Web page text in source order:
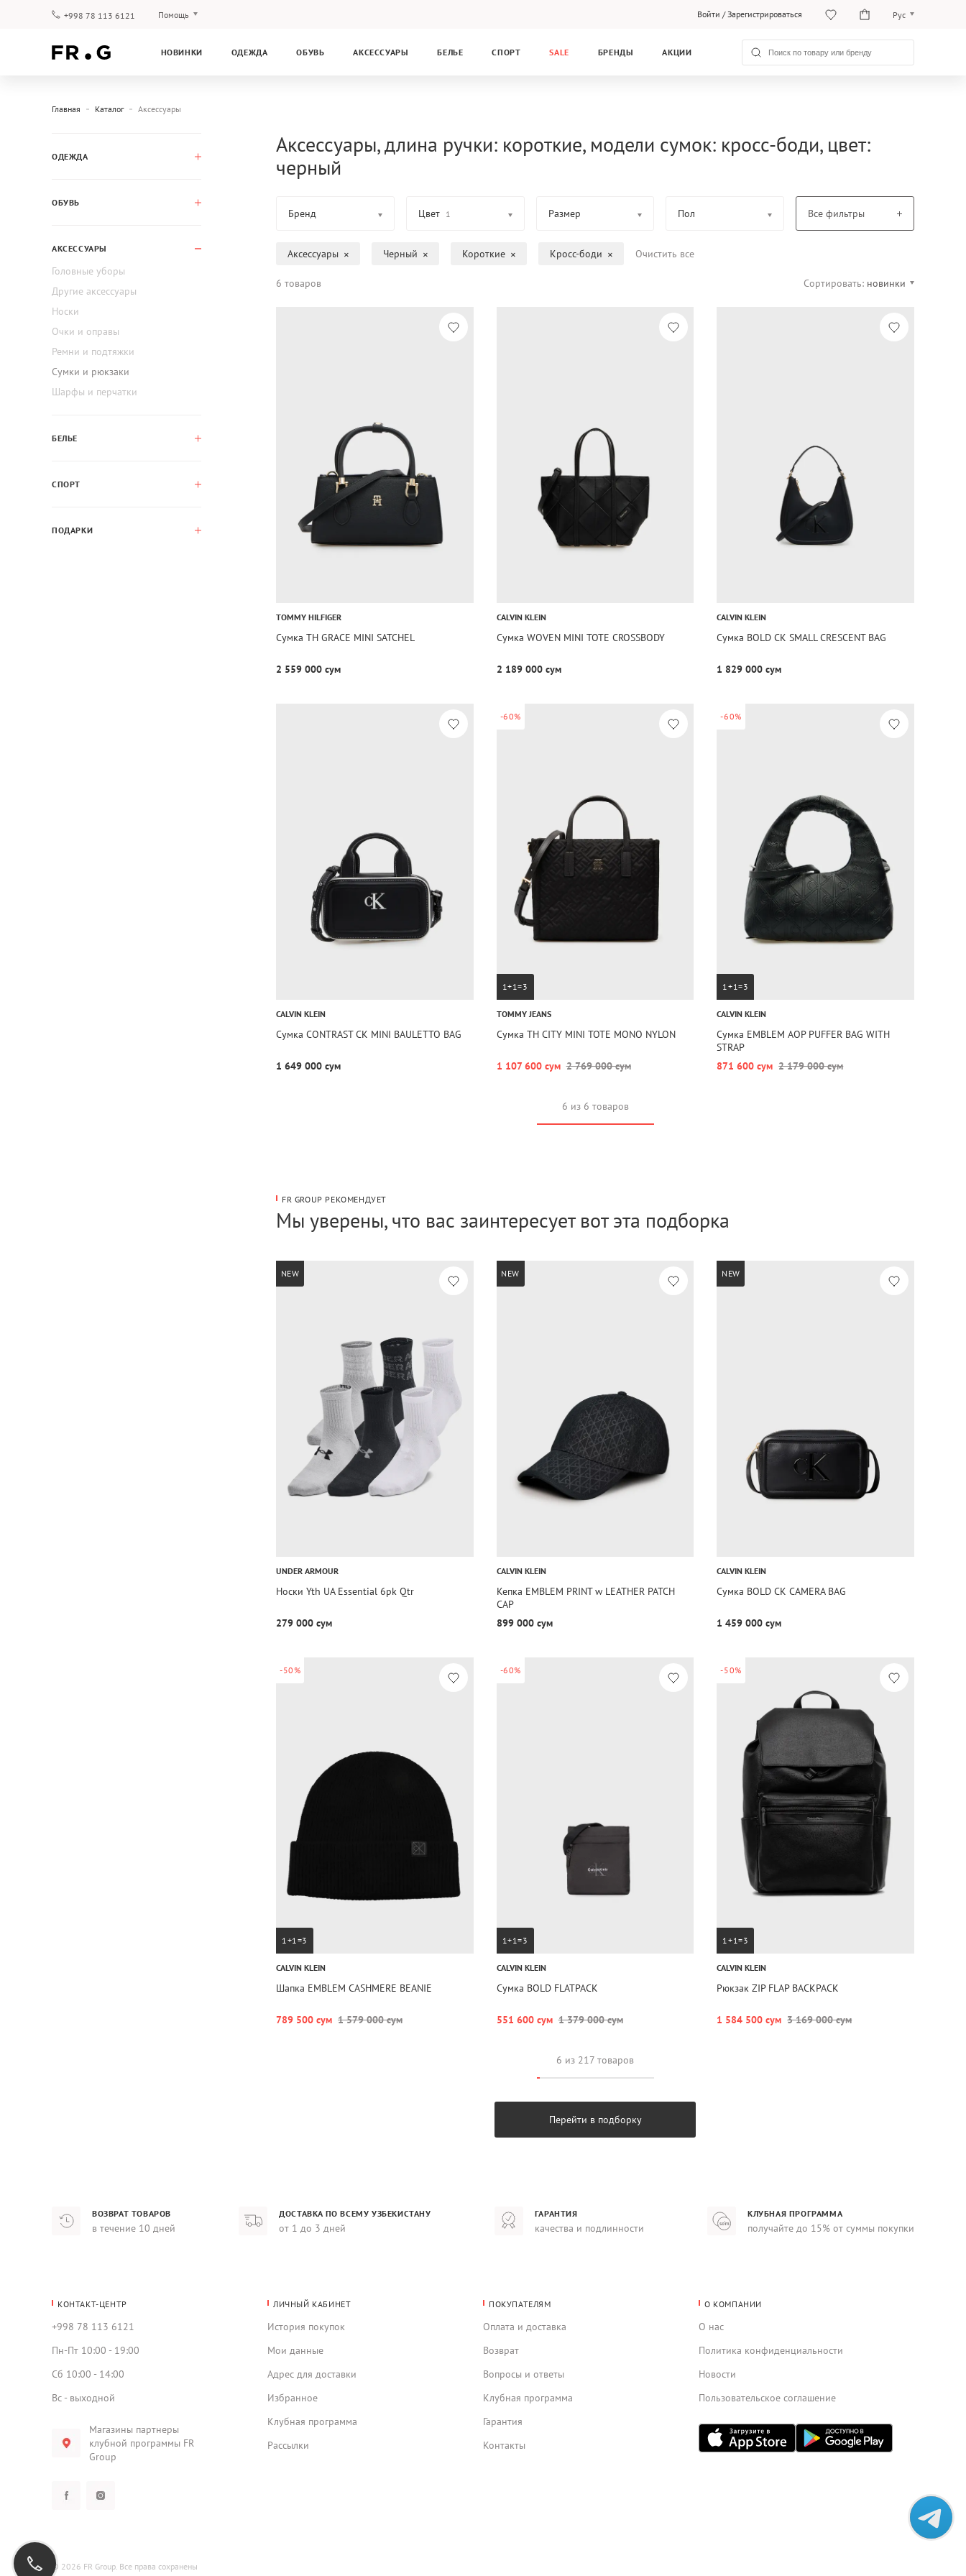
+998 78 113 6121 Помощь Войти /Зарегистрироваться Рус
Рус
НОВИНКИ ОДЕЖДА ОБУВЬ АКСЕССУАРЫ БЕЛЬЕ СПОРТ SALE БРЕНДЫ АКЦИИ
Главная Каталог Аксессуары
ОДЕЖДА
ОБУВЬ
АКСЕССУАРЫ
Головные уборы
Другие аксессуары
Носки
Очки и оправы
Ремни и подтяжки
Сумки и рюкзаки
Шарфы и перчатки
БЕЛЬЕ
СПОРТ
ПОДАРКИ
Аксессуары, длина ручки: короткие, модели сумок: кросс-боди, цвет:
черный
Бренд Цвет 1 Размер Пол Все фильтры
Аксессуары Черный Короткие Кросс-боди Очистить все
6 товаров Сортировать: новинки
TOMMY HILFIGER
Сумка TH GRACE MINI SATCHEL
2 559 000 сум
CALVIN KLEIN
Сумка WOVEN MINI TOTE CROSSBODY
2 189 000 сум
CALVIN KLEIN
Сумка BOLD CK SMALL CRESCENT BAG
1 829 000 сум
CALVIN KLEIN
Сумка CONTRAST CK MINI BAULETTO BAG
1 649 000 сум
-60%
1+1=3
TOMMY JEANS
Сумка TH CITY MINI TOTE MONO NYLON
1 107 600 сум 2 769 000 сум
-60%
1+1=3
CALVIN KLEIN
Сумка EMBLEM AOP PUFFER BAG WITH
STRAP
871 600 сум 2 179 000 сум
6 из 6 товаров
FR GROUP РЕКОМЕНДУЕТ
Мы уверены, что вас заинтересует вот эта подборка
NEW
UNDER ARMOUR
Носки Yth UA Essential 6pk Qtr
279 000 сум
NEW
CALVIN KLEIN
Кепка EMBLEM PRINT w LEATHER PATCH
CAP
899 000 сум
NEW
CALVIN KLEIN
Сумка BOLD CK CAMERA BAG
1 459 000 сум
-50%
1+1=3
CALVIN KLEIN
Шапка EMBLEM CASHMERE BEANIE
789 500 сум 1 579 000 сум
-60%
1+1=3
CALVIN KLEIN
Сумка BOLD FLATPACK
551 600 сум 1 379 000 сум
-50%
1+1=3
CALVIN KLEIN
Рюкзак ZIP FLAP BACKPACK
1 584 500 сум 3 169 000 сум
6 из 217 товаров
Перейти в подборку
ВОЗВРАТ ТОВАРОВ
в течение 10 дней
ДОСТАВКА ПО ВСЕМУ УЗБЕКИСТАНУ
от 1 до 3 дней
ГАРАНТИЯ
качества и подлинности
КЛУБНАЯ ПРОГРАММА
получайте до 15% от суммы покупки
КОНТАКТ-ЦЕНТР
+998 78 113 6121
Пн-Пт 10:00 - 19:00
Сб 10:00 - 14:00
Вс - выходной
Магазины партнеры
клубной программы FR
Group
ЛИЧНЫЙ КАБИНЕТ
История покупок
Мои данные
Адрес для доставки
Избранное
Клубная программа
Рассылки
ПОКУПАТЕЛЯМ
Оплата и доставка
Возврат
Вопросы и ответы
Клубная программа
Гарантия
Контакты
О КОМПАНИИ
О нас
Политика конфиденциальности
Новости
Пользовательское соглашение
© 2026 FR Group. Все права сохранены